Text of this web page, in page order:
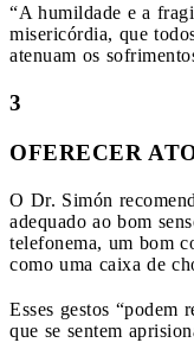
“A humildade e a
misericórdia, que
atenuam os
3
OFERECER
O Dr. Simón
adequado ao bom
telefonema, um bom
como uma caixa de
Esses gestos “podem
que se sentem